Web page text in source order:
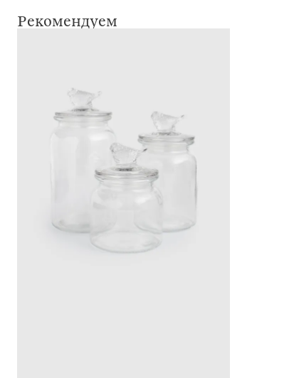
Рекомендуем